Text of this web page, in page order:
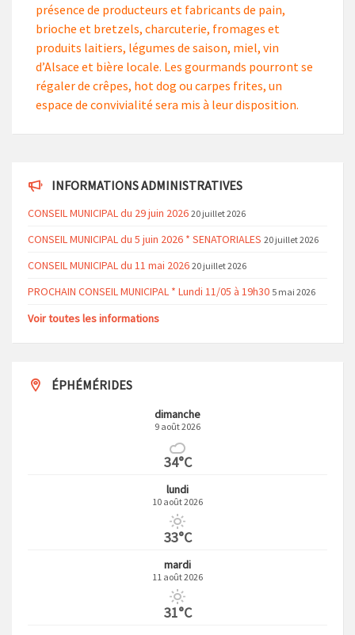
présence de producteurs et fabricants de pain,
brioche et bretzels, charcuterie, fromages et
produits laitiers, légumes de saison, miel, vin
d’Alsace et bière locale. Les gourmands pourront se
régaler de crêpes, hot dog ou carpes frites, un
espace de convivialité sera mis à leur disposition.
INFORMATIONS ADMINISTRATIVES
CONSEIL MUNICIPAL du 29 juin 2026 20 juillet 2026
CONSEIL MUNICIPAL du 5 juin 2026 * SENATORIALES 20 juillet 2026
CONSEIL MUNICIPAL du 11 mai 2026 20 juillet 2026
PROCHAIN CONSEIL MUNICIPAL * Lundi 11/05 à 19h30 5 mai 2026
Voir toutes les informations
ÉPHÉMÉRIDES
dimanche
9 août 2026
34°C
lundi
10 août 2026
33°C
mardi
11 août 2026
31°C